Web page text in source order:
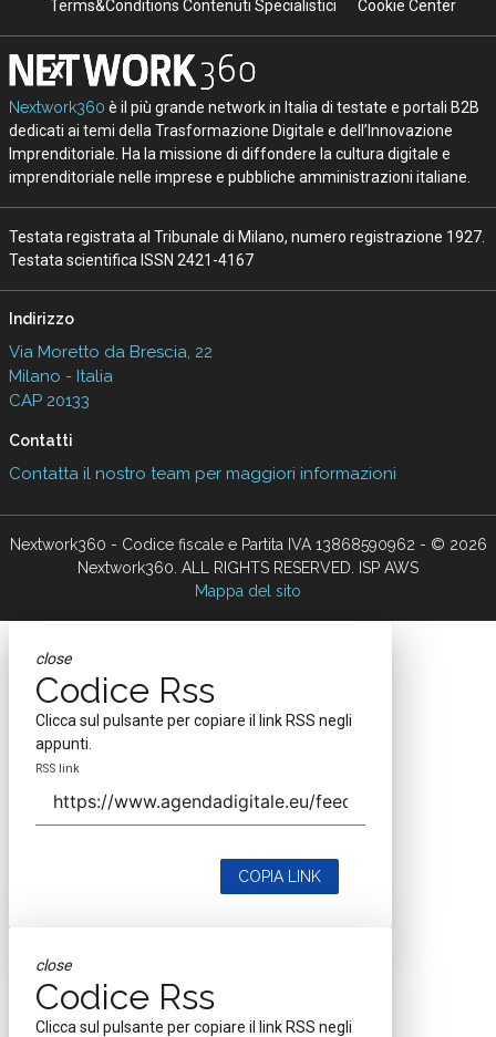
Terms&Conditions Contenuti Specialistici
Cookie Center
Nextwork360 è il più grande network in Italia di testate e portali B2B
dedicati ai temi della Trasformazione Digitale e dell’Innovazione
Imprenditoriale. Ha la missione di diffondere la cultura digitale e
imprenditoriale nelle imprese e pubbliche amministrazioni italiane.
Testata registrata al Tribunale di Milano, numero registrazione 1927.
Testata scientifica ISSN 2421-4167
Indirizzo
Via Moretto da Brescia, 22
Milano - Italia
CAP 20133
Contatti
Contatta il nostro team per maggiori informazioni
Nextwork360 - Codice fiscale e Partita IVA 13868590962 - © 2026
Nextwork360. ALL RIGHTS RESERVED. ISP AWS
Mappa del sito
close
Codice Rss
Clicca sul pulsante per copiare il link RSS negli
appunti.
RSS link
COPIA LINK
close
Codice Rss
Clicca sul pulsante per copiare il link RSS negli